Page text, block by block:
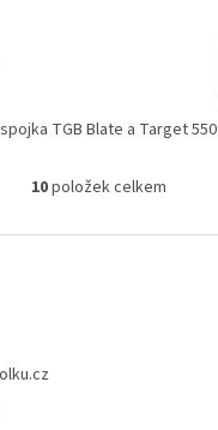
TGB Blate a Target 550
O
l
10položek celkem